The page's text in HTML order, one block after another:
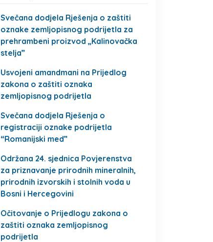
Svečana dodjela Rješenja o zaštiti
oznake zemljopisnog podrijetla za
prehrambeni proizvod „Kalinovačka
stelja”
Usvojeni amandmani na Prijedlog
zakona o zaštiti oznaka
zemljopisnog podrijetla
Svečana dodjela Rješenja o
registraciji oznake podrijetla
“Romanijski med”
Održana 24. sjednica Povjerenstva
za priznavanje prirodnih mineralnih,
prirodnih izvorskih i stolnih voda u
Bosni i Hercegovini
Očitovanje o Prijedlogu zakona o
zaštiti oznaka zemljopisnog
podrijetla